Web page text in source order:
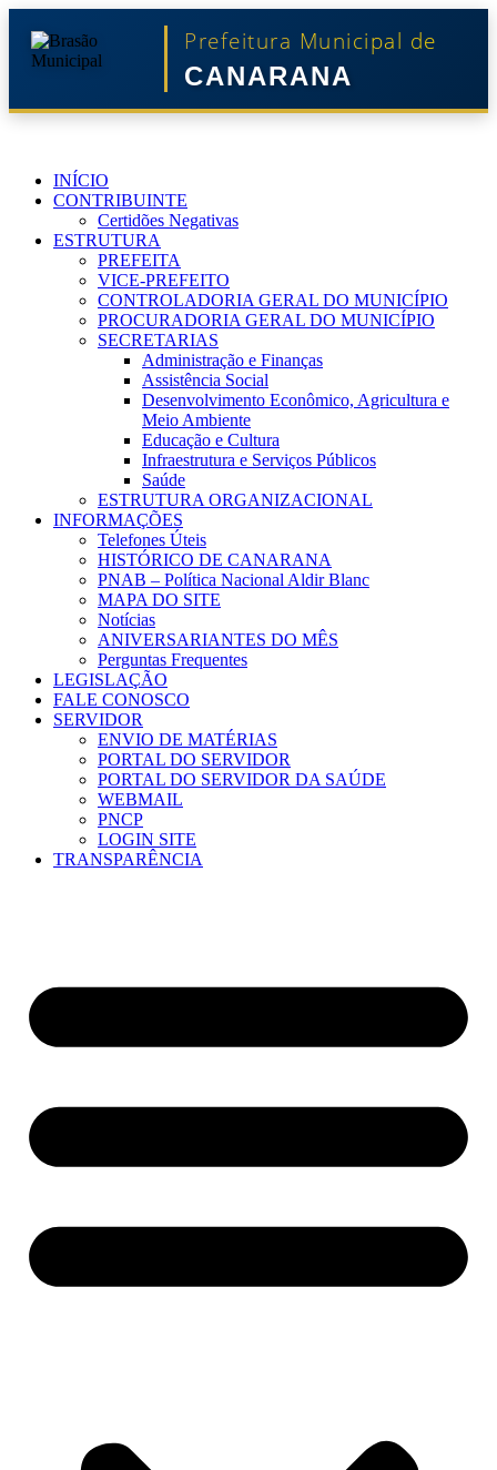
Prefeitura Municipal de
CANARANA
INÍCIO
CONTRIBUINTE
Certidões Negativas
ESTRUTURA
PREFEITA
VICE-PREFEITO
CONTROLADORIA GERAL DO MUNICÍPIO
PROCURADORIA GERAL DO MUNICÍPIO
SECRETARIAS
Administração e Finanças
Assistência Social
Desenvolvimento Econômico, Agricultura e
Meio Ambiente
Educação e Cultura
Infraestrutura e Serviços Públicos
Saúde
ESTRUTURA ORGANIZACIONAL
INFORMAÇÕES
Telefones Úteis
HISTÓRICO DE CANARANA
PNAB – Política Nacional Aldir Blanc
MAPA DO SITE
Notícias
ANIVERSARIANTES DO MÊS
Perguntas Frequentes
LEGISLAÇÃO
FALE CONOSCO
SERVIDOR
ENVIO DE MATÉRIAS
PORTAL DO SERVIDOR
PORTAL DO SERVIDOR DA SAÚDE
WEBMAIL
PNCP
LOGIN SITE
TRANSPARÊNCIA